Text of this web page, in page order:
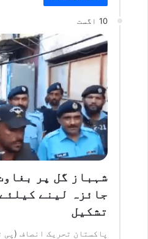
10 اگست
شہباز گل پر
جائزہ لینے
تشکیل
پاکستان تحریک انصاف